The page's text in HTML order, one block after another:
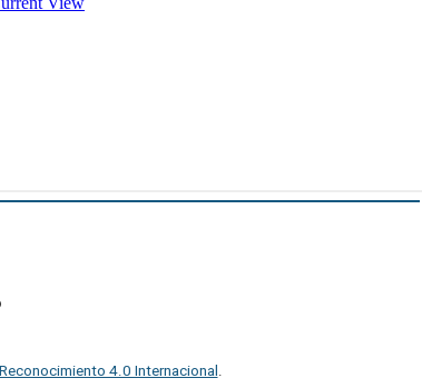
4.0 Internacional .